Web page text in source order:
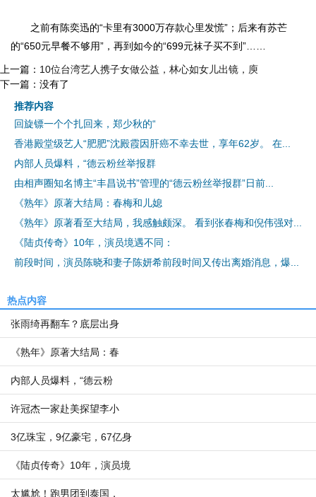
之前有陈奕迅的“卡里有3000万存款心里发慌”；后来有苏芒
的“650元早餐不够用”，再到如今的“699元袜子买不到”……
上一篇： 10位台湾艺人携子女做公益，林心如女儿出镜，庾
下一篇：没有了
推荐内容
回旋镖一个个扎回来，郑少秋的“
香港殿堂级艺人“肥肥”沈殿霞因肝癌不幸去世，享年62岁。 在...
内部人员爆料，“德云粉丝举报群
由相声圈知名博主“丰昌说书”管理的“德云粉丝举报群”日前...
《熟年》原著大结局：春梅和儿媳
《熟年》原著看至大结局，我感触颇深。 看到张春梅和倪伟强对...
《陆贞传奇》10年，演员境遇不同：
前段时间，演员陈晓和妻子陈妍希前段时间又传出离婚消息，爆...
热点内容
张雨绮再翻车？底层出身
《熟年》原著大结局：春
内部人员爆料，“德云粉
许冠杰一家赴美探望李小
3亿珠宝，9亿豪宅，67亿身
《陆贞传奇》10年，演员境
太尴尬！跑男团到泰国，